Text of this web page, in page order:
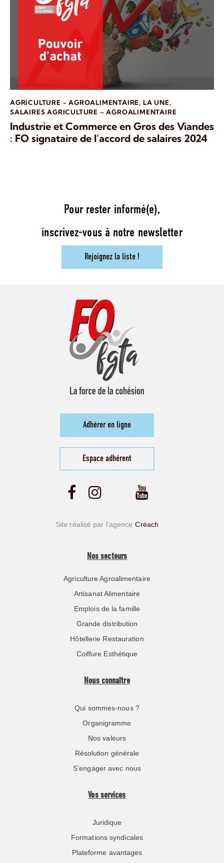
AGRICULTURE - AGROALIMENTAIRE, LA UNE,
SALAIRES AGRICULTURE – AGROALIMENTAIRE
Industrie et Commerce en Gros des Viandes
: FO signataire de l’accord de salaires 2024
Pour rester informé(e),
inscrivez-vous à notre newsletter
Rejoignez la liste !
Adhérer en ligne
Espace adhérent
Site réalisé par l’agence Créach
Nos secteurs
Agriculture Agroalimentaire
Artisanat Alimentaire
Emplois de la famille
Grande distribution
Hôtellerie Restauration
Coiffure Esthétique
Nous connaître
Qui sommes-nous ?
Organigramme
Nos valeurs
Résolution générale
S’engager avec nous
Vos services
Juridique
Formations syndicales
Plateforme avantages